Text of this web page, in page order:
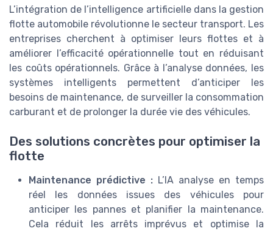
L’intégration de l’intelligence artificielle dans la gestion
flotte automobile révolutionne le secteur transport. Les
entreprises cherchent à optimiser leurs flottes et à
améliorer l’efficacité opérationnelle tout en réduisant
les coûts opérationnels. Grâce à l’analyse données, les
systèmes intelligents permettent d’anticiper les
besoins de maintenance, de surveiller la consommation
carburant et de prolonger la durée vie des véhicules.
Des solutions concrètes pour optimiser la
flotte
Maintenance prédictive : L’IA analyse en temps
réel les données issues des véhicules pour
anticiper les pannes et planifier la maintenance.
Cela réduit les arrêts imprévus et optimise la